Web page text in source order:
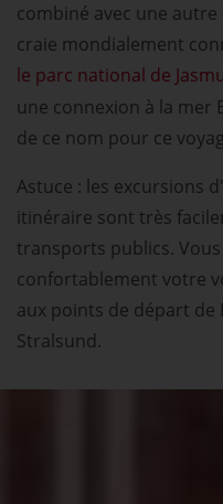
combiné avec une
craie mondialement
le parc national de
une connexion à la mer
de ce nom pour ce
Astuce : les excursions
itinéraire sont très
transports publics.
confortablement votre
aux points de départ de
Stralsund.